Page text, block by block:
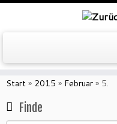
Zum
Inhalt
Start » 2015 » Februar » 5.
Finde